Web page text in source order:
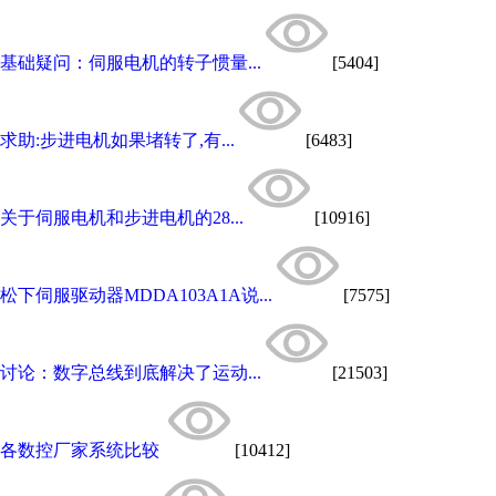
基础疑问：伺服电机的转子惯量... [5404]
求助:步进电机如果堵转了,有... [6483]
关于伺服电机和步进电机的28... [10916]
松下伺服驱动器MDDA103A1A说... [7575]
讨论：数字总线到底解决了运动... [21503]
各数控厂家系统比较 [10412]